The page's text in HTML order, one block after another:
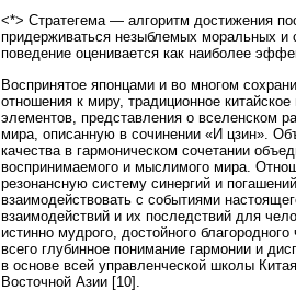
<*> Стратегема — алгоритм достижения
придерживаться незыблемых моральных
поведение оценивается как наиболее
Воспринятое японцами и во многом
отношения к миру, традиционное
элементов, представления о вселенском
мира, описанную в сочинении «И цзин».
качества в гармоническом сочетании
воспринимаемого и мыслимого мира.
резонансную систему синергий и
взаимодействовать с событиями
взаимодействий и их последствий для
истинно мудрого, достойного
всего глубинное понимание гармонии и
в основе всей управленческой школы
Восточной Азии [10].